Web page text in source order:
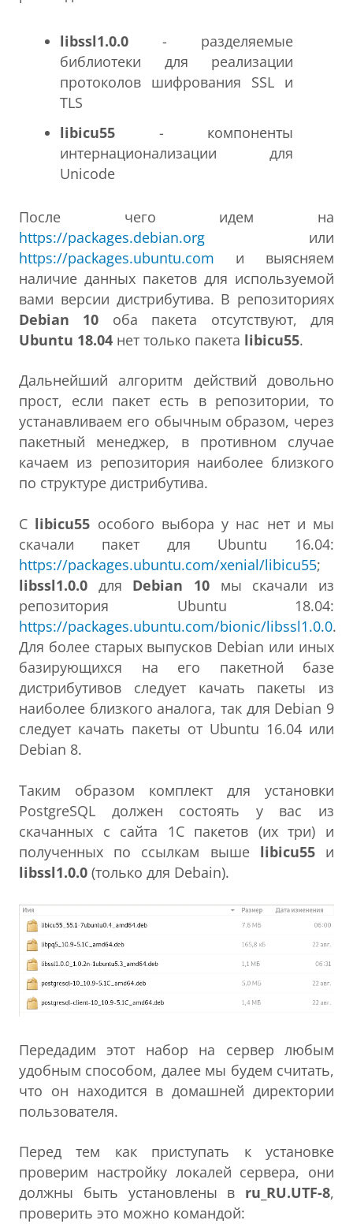
libssl1.0.0 - разделяемые
библиотеки для реализации
протоколов шифрования SSL и
TLS
libicu55 - компоненты
интернационализации для
Unicode
После чего идем на
https://packages.debian.org или
https://packages.ubuntu.com и выясняем
наличие данных пакетов для используемой
вами версии дистрибутива. В репозиториях
Debian 10 оба пакета отсутствуют, для
Ubuntu 18.04 нет только пакета libicu55.
Дальнейший алгоритм действий довольно
прост, если пакет есть в репозитории, то
устанавливаем его обычным образом, через
пакетный менеджер, в противном случае
качаем из репозитория наиболее близкого
по структуре дистрибутива.
С libicu55 особого выбора у нас нет и мы
скачали пакет для Ubuntu 16.04:
https://packages.ubuntu.com/xenial/libicu55;
libssl1.0.0 для Debian 10 мы скачали из
репозитория Ubuntu 18.04:
https://packages.ubuntu.com/bionic/libssl1.0.0.
Для более старых выпусков Debian или иных
базирующихся на его пакетной базе
дистрибутивов следует качать пакеты из
наиболее близкого аналога, так для Debian 9
следует качать пакеты от Ubuntu 16.04 или
Debian 8.
Таким образом комплект для установки
PostgreSQL должен состоять у вас из
скачанных с сайта 1С пакетов (их три) и
полученных по ссылкам выше libicu55и
libssl1.0.0 (только для Debain).
Передадим этот набор на сервер любым
удобным способом, далее мы будем считать,
что он находится в домашней директории
пользователя.
Перед тем как приступать к установке
проверим настройку локалей сервера, они
должны быть установлены в ru_RU.UTF-8,
проверить это можно командой: